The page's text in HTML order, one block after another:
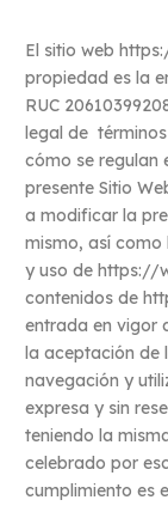
El sitio web
propiedad es la
RUC
legal de
cómo se regulan
presente Sitio
a modificar la
mismo, así como
y uso de https://
contenidos de
entrada en vigor
la aceptación de
navegación y
expresa y sin
teniendo la
celebrado por
cumplimiento es